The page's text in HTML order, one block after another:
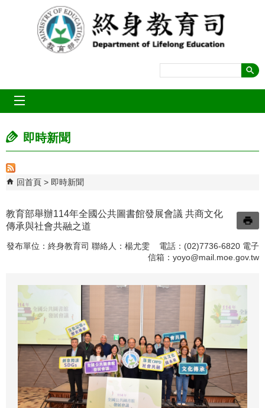
跳到主要內容區塊
即時新聞
回首頁 即時新聞
教育部舉辦114年全國公共圖書館發展會議 共商文化
傳承與社會共融之道
發布單位：終身教育司 聯絡人：楊尤雯 電話：(02)7736-6820 電子
信箱： yoyo@mail.moe.gov.tw